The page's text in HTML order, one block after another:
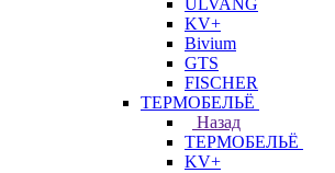
ULVANG
KV+
Bivium
GTS
FISCHER
ТЕРМОБЕЛЬЁ
Назад
ТЕРМОБЕЛЬЁ
KV+